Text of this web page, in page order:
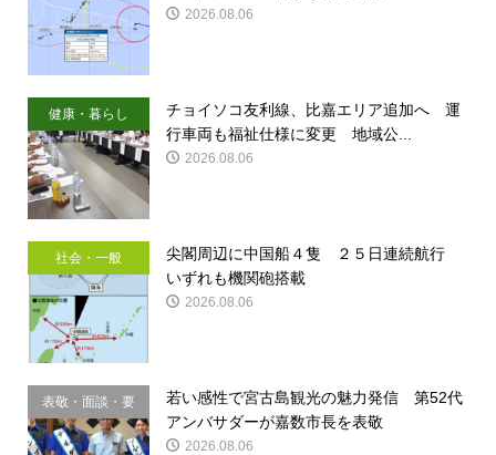
2026.08.06
健康・暮らし
チョイソコ友利線、比嘉エリア追加へ 運
行車両も福祉仕様に変更 地域公...
2026.08.06
社会・一般
尖閣周辺に中国船４隻 ２５日連続航行
いずれも機関砲搭載
2026.08.06
表敬・面談・要
請
若い感性で宮古島観光の魅力発信 第52代
アンバサダーが嘉数市長を表敬
2026.08.06